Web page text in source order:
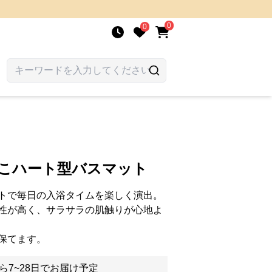
0 0
ハート型バスマット
で毎日の入浴タイムを楽しく演出。
が高く、サラサラの肌触りが心地よ
てます。
7~28日でお届け予定